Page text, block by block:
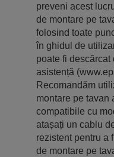
preveni acest
de montare pe
folosind toate
în ghidul de
poate fi descărcat
asistență
Recomandăm
montare pe tavan
compatibile cu
atașați un cablu
rezistent pentru a
de montare pe